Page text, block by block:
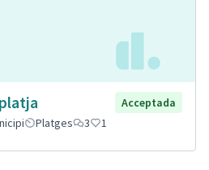
Acceptada
Platges 3 1